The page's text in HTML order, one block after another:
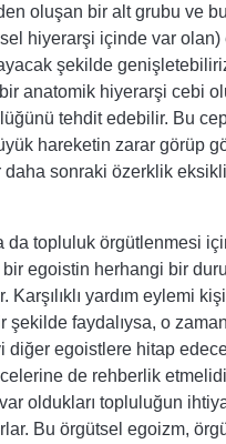
oluşan bir alt grubu ve
hiyerarşi içinde var olan)
şekilde
bir anatomik hiyerarşi cebi
tehdit edebilir. Bu
hareketin zarar görüp
sonraki özerklik
da topluluk örgütlenmesi
egoistin herhangi bir
yardım eylemi
şekilde faydalıysa, o
diğer egoistlere hitap
de rehberlik
oldukları topluluğun
Bu örgütsel egoizm,